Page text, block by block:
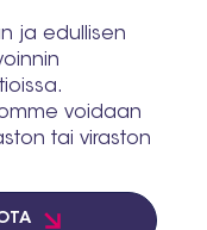
ja edullisen
voidaan
tai viraston